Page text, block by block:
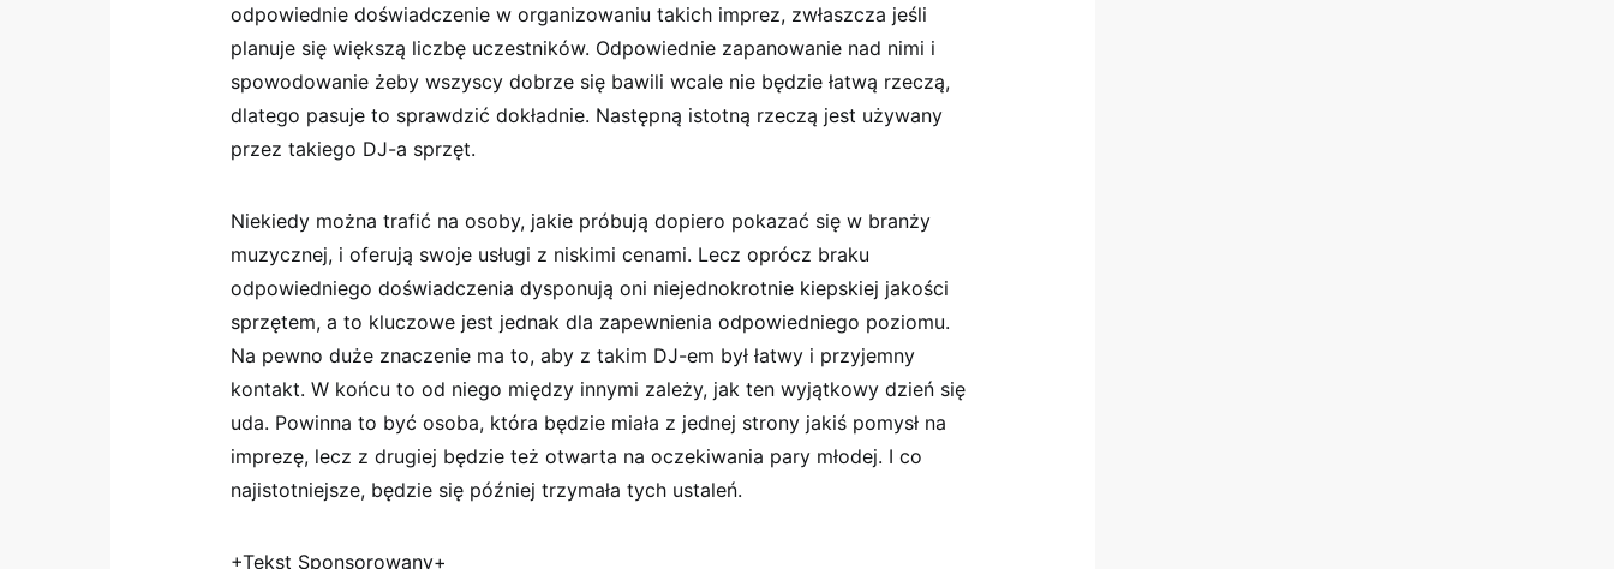
odpowiednie doświadczenie w organizowaniu takich imprez, zwłaszcza jeśli
planuje się większą liczbę uczestników. Odpowiednie zapanowanie nad nimi i
spowodowanie żeby wszyscy dobrze się bawili wcale nie będzie łatwą rzeczą,
dlatego pasuje to sprawdzić dokładnie. Następną istotną rzeczą jest używany
przez takiego DJ-a sprzęt.
Niekiedy można trafić na osoby, jakie próbują dopiero pokazać się w branży
muzycznej, i oferują swoje usługi z niskimi cenami. Lecz oprócz braku
odpowiedniego doświadczenia dysponują oni niejednokrotnie kiepskiej jakości
sprzętem, a to kluczowe jest jednak dla zapewnienia odpowiedniego poziomu.
Na pewno duże znaczenie ma to, aby z takim DJ-em był łatwy i przyjemny
kontakt. W końcu to od niego między innymi zależy, jak ten wyjątkowy dzień się
uda. Powinna to być osoba, która będzie miała z jednej strony jakiś pomysł na
imprezę, lecz z drugiej będzie też otwarta na oczekiwania pary młodej. I co
najistotniejsze, będzie się później trzymała tych ustaleń.
+Tekst Sponsorowany+